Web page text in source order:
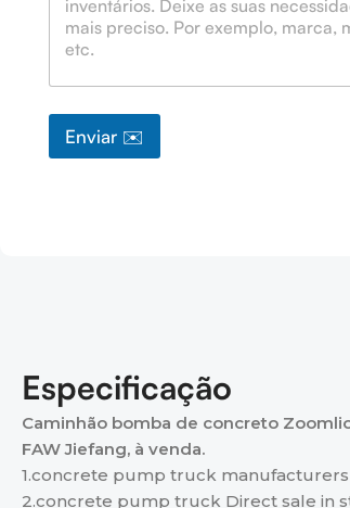
A
p
N
Enviar ✉️
Especificação
Caminhão bomba de concreto
FAW Jiefang, à venda.
1.concrete pump truck manufacturers
2.concrete pump truck Direct sale in